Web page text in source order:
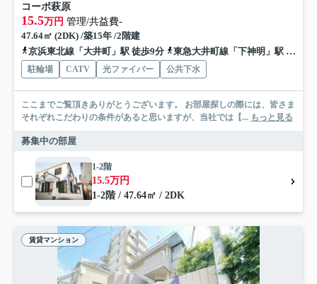
コーポ萩原
15.5万円 管理/共益費-
47.64㎡ (2DK) /築15年 /2階建
京浜東北線「大井町」駅 徒歩9分
東急大井町線「下神明」駅 徒歩11分
駐輪場 CATV 光ファイバー 公共下水
ここまでご覧頂きありがとうございます。 お部屋探しの際には、皆さま
それぞれこだわりの条件があると思いますが、当社では【... もっと見る
募集中の部屋
1-2階
15.5万円
1-2階 / 47.64㎡ / 2DK
賃貸マンション